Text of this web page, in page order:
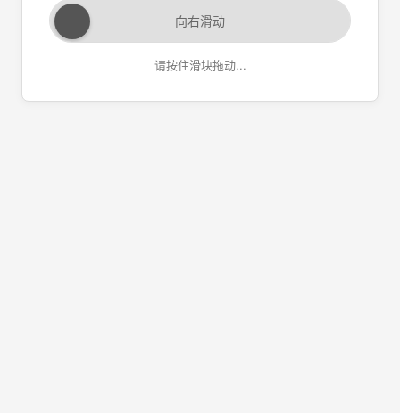
向右滑动
请按住滑块拖动...